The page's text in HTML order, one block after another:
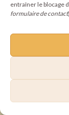
entraîner le blocage
formulaire de contact